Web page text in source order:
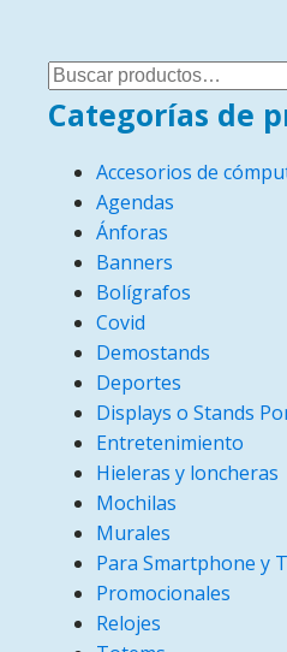
Buscar
por:
Categorías de
Accesorios de
Agendas
Ánforas
Banners
Bolígrafos
Covid
Demostands
Deportes
Displays o Stands
Entretenimiento
Hieleras y loncheras
Mochilas
Murales
Para Smartphone y
Promocionales
Relojes